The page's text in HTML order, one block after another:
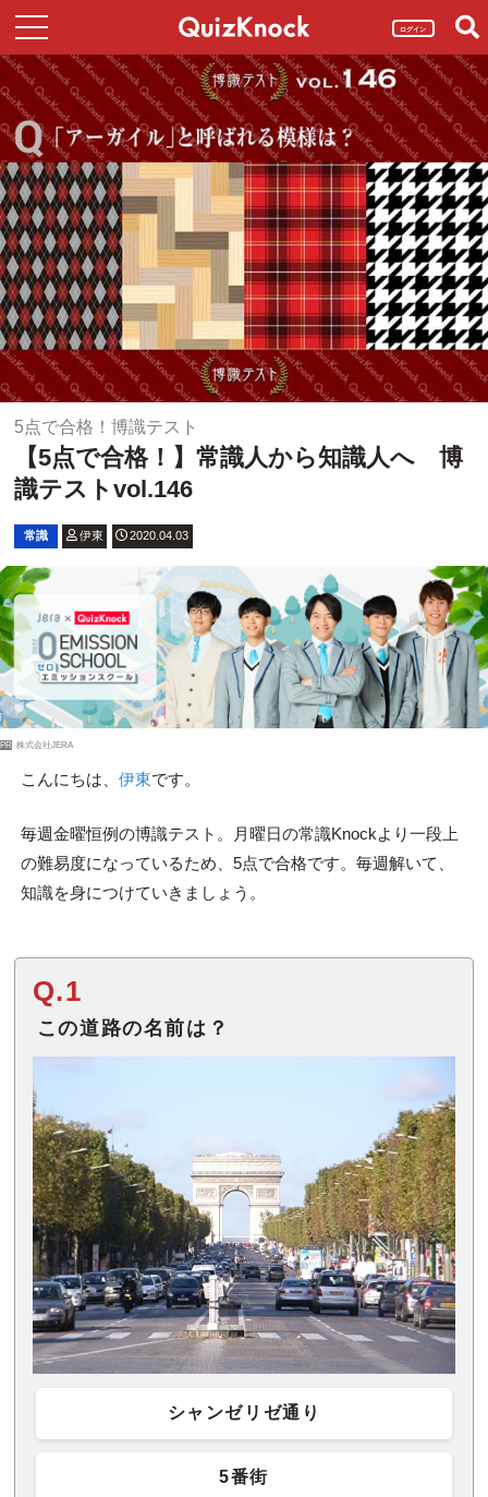
ログイン
5点で合格！博識テスト
【5点で合格！】常識人から知識人へ 博
識テストvol.146
常識 伊東 2020.04.03
PR 株式会社JERA
こんにちは、 伊東です。
毎週金曜恒例の博識テスト。月曜日の常識Knockより一段上
の難易度になっているため、5点で合格です。毎週解いて、
知識を身につけていきましょう。
Q.1
この道路の名前は？
シャンゼリゼ通り
5番街